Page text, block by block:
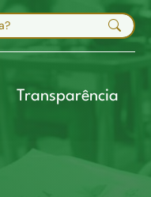
Mapa do site
Transparência